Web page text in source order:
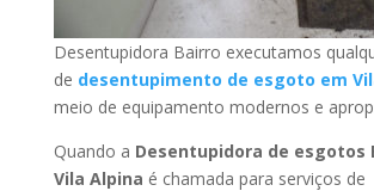
Desentupidora Bairro executamos
de desentupimento de esgoto em
meio de equipamento modernos e
Quando a Desentupidora de esgotos
Vila Alpina é chamada para serviços de